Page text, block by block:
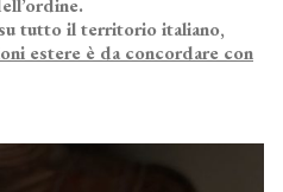
tutto il territorio italiano,
estere è da concordare con